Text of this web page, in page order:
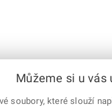
Můžeme si u vás
soubory, které slouží